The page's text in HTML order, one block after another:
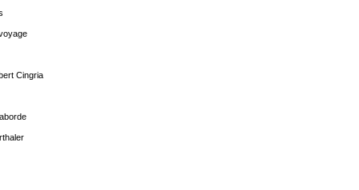
Cingria